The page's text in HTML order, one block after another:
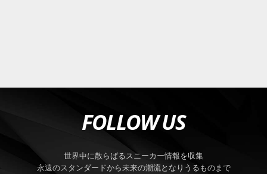
FOLLOW US
世界中に散らばるスニーカー情報を収集
永遠のスタンダードから未来の潮流となりうるものまで